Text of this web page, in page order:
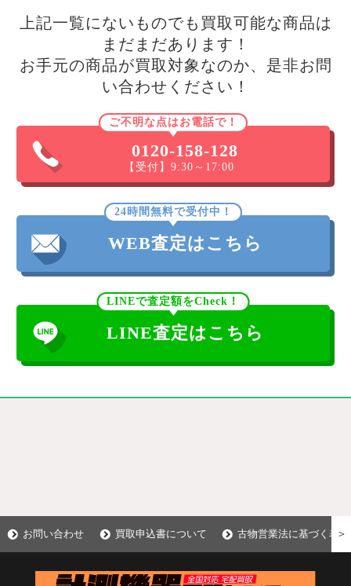
上記一覧にないものでも買取可能な商品は
まだまだあります！
お手元の商品が買取対象なのか、是非お問
い合わせください！
ご不明な点はお電話で！
0120-158-128
【受付】9:30～17:00
24時間無料で受付中！
WEB査定はこちら
LINEで査定額をCheck！
LINE査定はこちら
お問い合わせ 買取申込書について 古物営業法に基づく表示
＞